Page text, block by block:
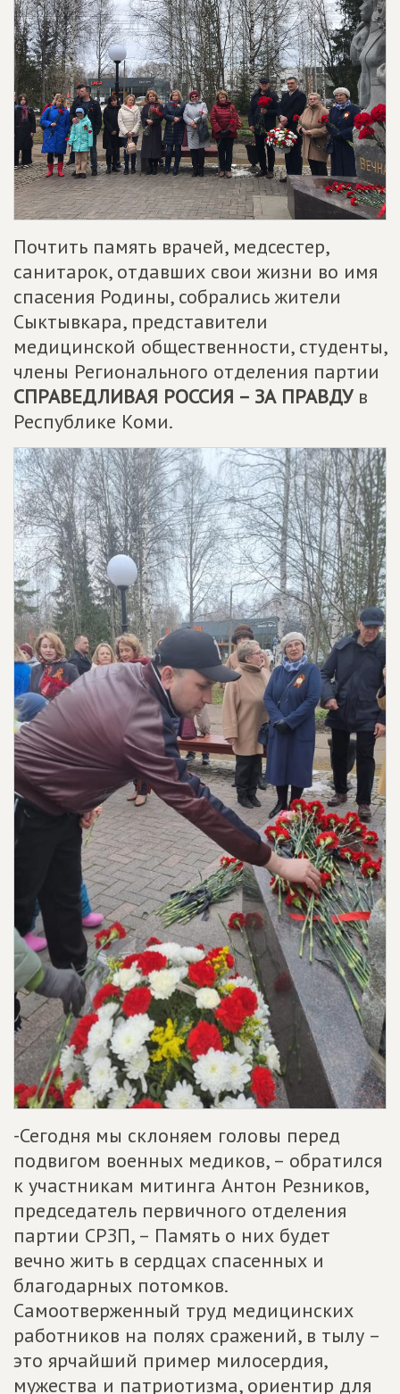
Почтить память врачей, медсестер,
санитарок, отдавших свои жизни во имя
спасения Родины, собрались жители
Сыктывкара, представители
медицинской общественности, студенты,
члены Регионального отделения партии
СПРАВЕДЛИВАЯ РОССИЯ – ЗА ПРАВДУв
Республике Коми.
-Сегодня мы склоняем головы перед
подвигом военных медиков, – обратился
к участникам митинга Антон Резников,
председатель первичного отделения
партии СРЗП, – Память о них будет
вечно жить в сердцах спасенных и
благодарных потомков.
Самоотверженный труд медицинских
работников на полях сражений, в тылу –
это ярчайший пример милосердия,
мужества и патриотизма, ориентир для